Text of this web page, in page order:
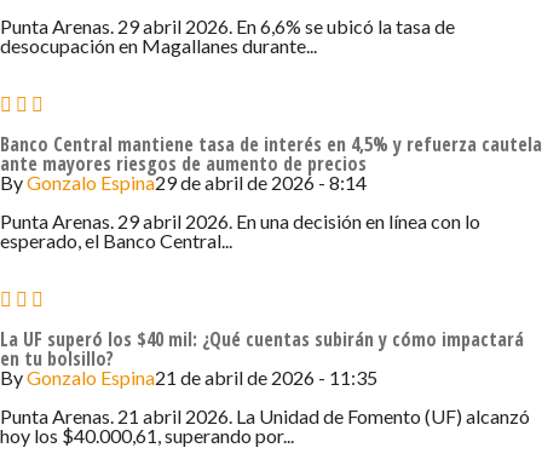
Punta Arenas. 29 abril 2026. En 6,6% se ubicó la tasa de
desocupación en Magallanes durante...
Banco Central mantiene tasa de interés en 4,5% y refuerza cautela
ante mayores riesgos de aumento de precios
ByGonzalo Espina29 de abril de 2026 - 8:14
Punta Arenas. 29 abril 2026. En una decisión en línea con lo
esperado, el Banco Central...
La UF superó los $40 mil: ¿Qué cuentas subirán y cómo impactará
en tu bolsillo?
ByGonzalo Espina21 de abril de 2026 - 11:35
Punta Arenas. 21 abril 2026. La Unidad de Fomento (UF) alcanzó
hoy los $40.000,61, superando por...